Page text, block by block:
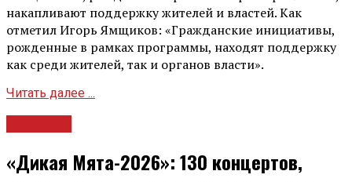
накапливают поддержку жителей и властей. Как
отметил Игорь Ямщиков: «Гражданские инициативы,
рожденные в рамках программы, находят поддержку
как среди жителей, так и органов власти».
Читать далее ...
«Дикая Мята-2026»: 130 концертов,